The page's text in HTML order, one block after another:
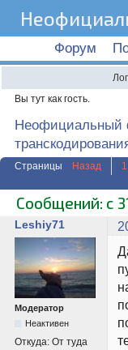
Форум
Вы тут как гость.
Неофициальный
Страницы Назад 1
Сообщений: с
Leshiy71
Модератор
Неактивен
Откуда: От туда